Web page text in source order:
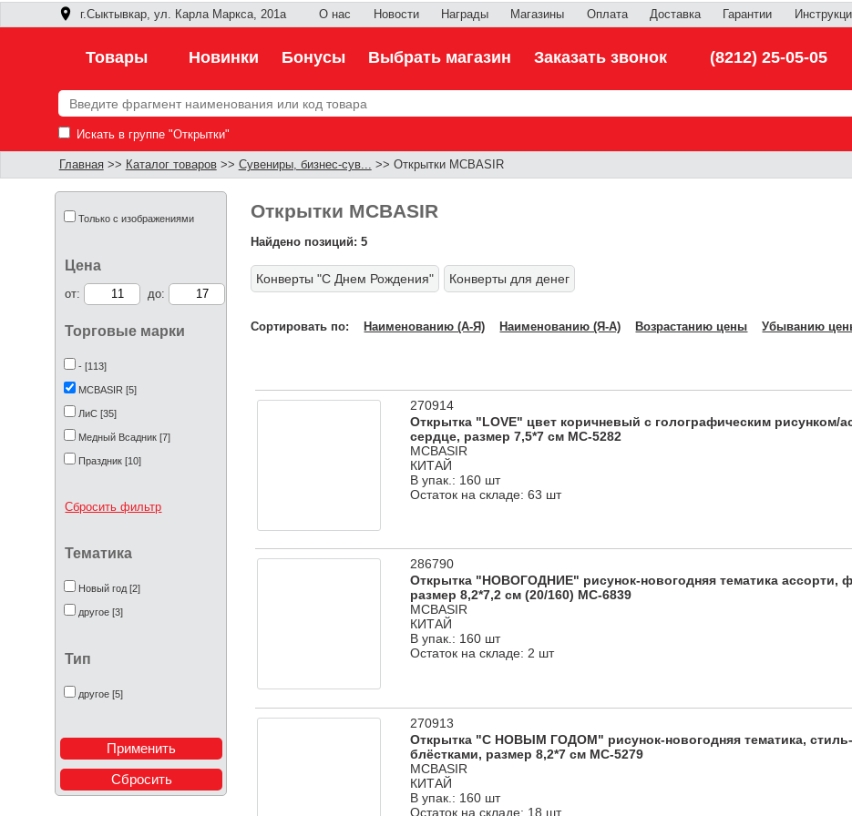
г.Сыктывкар, ул. Карла Маркса, 201а О нас Новости Награды Магазины Оплата Доставка Гарантии
Товары Новинки Бонусы Выбрать магазин Заказать звонок (8212) 25-05-05
Искать в группе "Открытки"
Главная>> Каталог товаров>> Сувениры, бизнес-сув... >> Открытки MCBASIR
Только с изображениями
Цена
от: до:
Торговые марки
- [113]
MCBASIR [5]
ЛиС [35]
Медный Всадник [7]
Праздник [10]
Сбросить фильтр
Тематика
Новый год [2]
другое [3]
Тип
другое [5]
Открытки MCBASIR
Найдено позиций: 5
Конверты "С Днем Рождения" Конверты для денег
Сортировать по:Наименованию (А-Я) Наименованию (Я-А) Возрастанию цены Убыванию
270914
Открытка "LOVE" цвет коричневый с голографическим рисунком/
сердце, размер 7,5*7 см МС-5282
MCBASIR
КИТАЙ
В упак.: 160 шт
Остаток на складе: 63 шт
286790
Открытка "НОВОГОДНИЕ" рисунок-новогодняя тематика ассорти,
размер 8,2*7,2 см (20/160) МС-6839
MCBASIR
КИТАЙ
В упак.: 160 шт
Остаток на складе: 2 шт
270913
Открытка "С НОВЫМ ГОДОМ" рисунок-новогодняя тематика,
блёстками, размер 8,2*7 см МС-5279
MCBASIR
КИТАЙ
В упак.: 160 шт
Остаток на складе: 18 шт